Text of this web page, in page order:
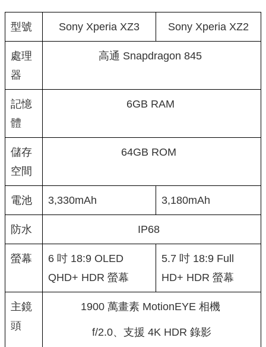
型號 Sony Xperia XZ3 Sony Xperia XZ2
處理
器
高通 Snapdragon 845
記憶
體
6GB RAM
儲存
空間
64GB ROM
電池 3,330mAh 3,180mAh
防水 IP68
螢幕
6 吋 18:9 OLED
QHD+ HDR 螢幕
5.7 吋 18:9 Full
HD+ HDR 螢幕
主鏡
頭
1900 萬畫素 MotionEYE 相機
f/2.0、支援 4K HDR 錄影